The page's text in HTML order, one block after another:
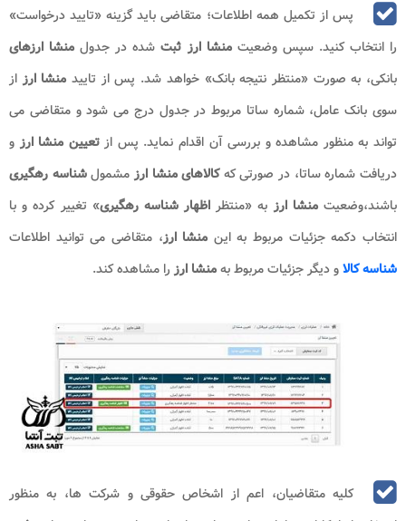
پس از تکمیل همه اطلاعات؛ متقاضی باید گزینه «تایید درخواست»
را انتخاب کنید. سپس وضعیت منشا ارز ثبت شده در جدولمنشا ارزهای
بانکی، به صورت «منتظر نتیجه بانک» خواهد شد. پس از تایید منشا ارز از
سوی بانک عامل، شماره ساتا مربوط در جدول درج می شود و متقاضی می
تواند به منظور مشاهده و بررسی آن اقدام نماید. پس ازتعیین منشا ارز و
دریافت شماره ساتا، در صورتی کهکالاهای منشا ارزمشمولشناسه رهگیری
باشند،وضعیتمنشا ارز به «منتظر اظهار شناسه رهگیری» تغییر کرده و با
انتخاب دکمه جزئیات مربوط به این منشا ارز، متقاضی می توانید اطلاعات
شناسه کالاو دیگر جزئیات مربوط بهمنشا ارزرا مشاهده کند.
کلیه متقاضیان، اعم از اشخاص حقوقی و شرکت ها، به منظور